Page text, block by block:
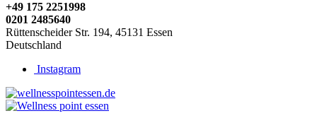
+49 175 2251998
0201 2485640
Rüttenscheider Str. 194, 45131 Essen
Deutschland
Instagram